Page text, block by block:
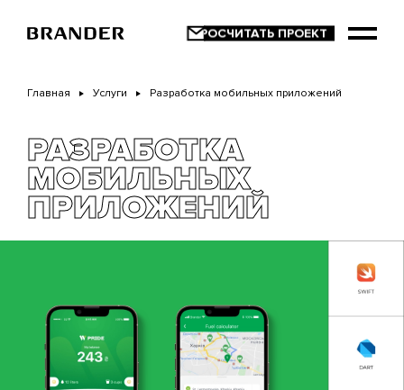
основному
Главная Услуги Разработка мобильных приложений
РАЗРАБОТКА
МОБИЛЬНЫХ
ПРИЛОЖЕНИЙ